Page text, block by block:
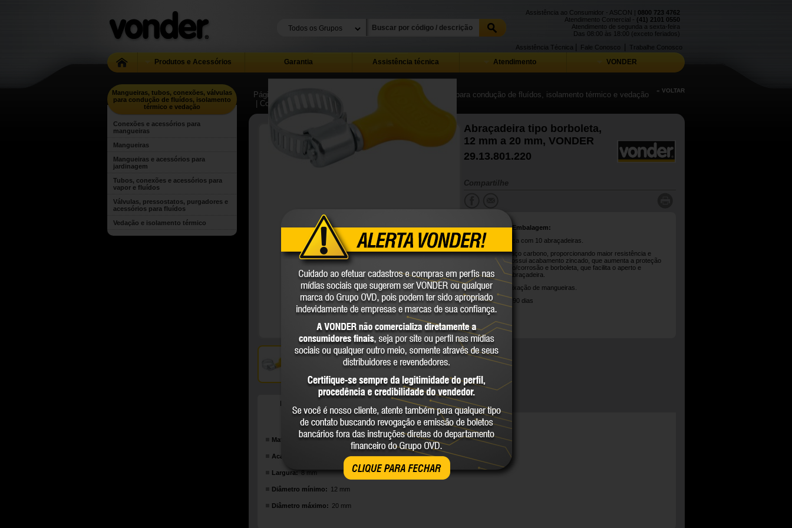
CLIQUE PARA FECHAR
Assistência ao Consumidor - ASCON | 0800 723 4762
Atendimento Comercial - (41) 2101 0550
Atendimento de segunda a sexta-feira
Das 08:00 às 18:00 (exceto feriados)
Trabalhe Conosco
Fale Conosco
Assistência Técnica
Produtos e Acessórios Garantia Assistência técnica Atendimento VONDER
Mangueiras, tubos, conexões, válvulas
para condução de fluídos, isolamento
térmico e vedação
Conexões e acessórios para
mangueiras
Mangueiras
Mangueiras e acessórios para
jardinagem
Tubos, conexões e acessórios para
vapor e fluídos
Válvulas, pressostatos, purgadores e
acessórios para fluídos
Vedação e isolamento térmico
Página Inicial
| Mangueiras, tubos, conexões, válvulas para condução de fluídos, isolamento térmico e vedação
| Conexões e acessórios para mangueiras
« VOLTAR
Abraçadeira tipo borboleta,
12 mm a 20 mm, VONDER
29.13.801.220
Compartilhe
Conteúdo da Embalagem:
1 Cartela plástica com 10 abraçadeiras.
Produzida em aço carbono, proporcionando maior resistência e
durabilidade. Possui acabamento zincado, que aumenta a proteção
contra oxidação/corrosão e borboleta, que facilita o aperto e
desaperto da abraçadeira.
Indicada para fixação de mangueiras.
Garantia legal: 90 dias
Material: Aço carbono
Acabamento:
Largura: 8 mm
Diâmetro mínimo: 12 mm
Diâmetro máximo: 20 mm